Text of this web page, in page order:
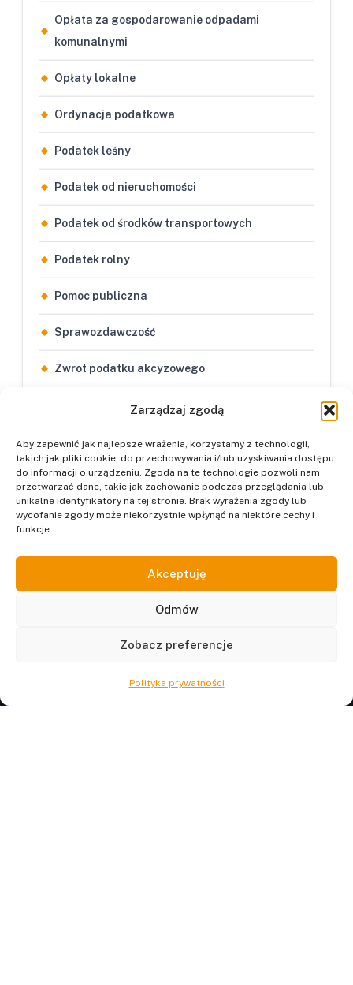
Zarządzaj zgodą
Aby zapewnić jak najlepsze wrażenia, korzystamy z technologii,
takich jak pliki cookie, do przechowywania i/lub uzyskiwania dostępu
do informacji o urządzeniu. Zgoda na te technologie pozwoli nam
przetwarzać dane, takie jak zachowanie podczas przeglądania lub
unikalne identyfikatory na tej stronie. Brak wyrażenia zgody lub
wycofanie zgody może niekorzystnie wpłynąć na niektóre cechy i
funkcje.
Akceptuję
Odmów
Zobacz preferencje
Polityka prywatności
Opłata za gospodarowanie odpadami
komunalnymi
Opłaty lokalne
Ordynacja podatkowa
Podatek leśny
Podatek od nieruchomości
Podatek od środków transportowych
Podatek rolny
Pomoc publiczna
Sprawozdawczość
Zwrot podatku akcyzowego
Podatkowy Referat
Centrum Informacji Podatków Lokalnych.